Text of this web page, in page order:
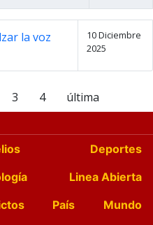
la voz
10 Diciembre
2025
3 4 última
Deportes
Linea Abierta
País
Mundo